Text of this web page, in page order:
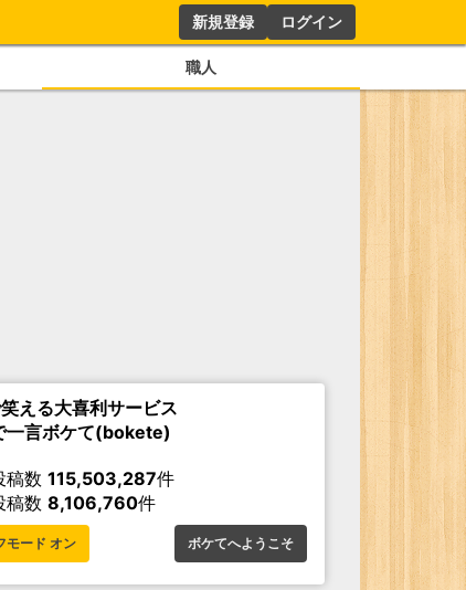
新規登録 ログイン
職人
える大喜利サービス
一言ボケて(bokete)
稿数 115,503,287件
稿数 8,106,760件
モード オン ボケてへようこそ